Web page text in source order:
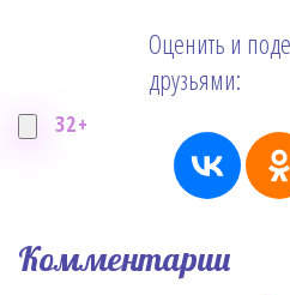
32+
Оценить и
друзьями:
Комментарии